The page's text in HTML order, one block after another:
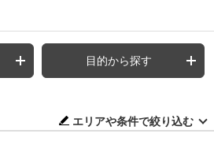
目的から探す
エリアや条件で絞り込む